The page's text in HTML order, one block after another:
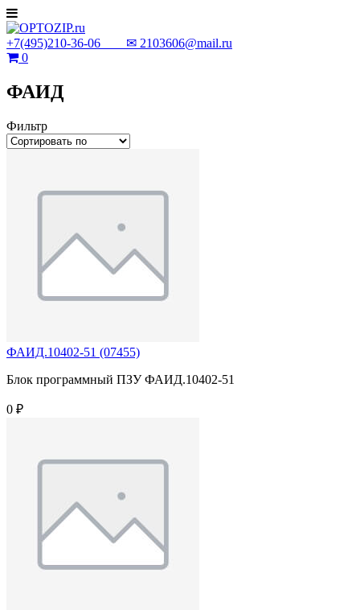
+7(495)210-36-06 ✉ 2103606@mail.ru
0
ФАИД
Фильтр
ФАИД.10402-51 (07455)
Блок программный ПЗУ ФАИД.10402-51
0 ₽